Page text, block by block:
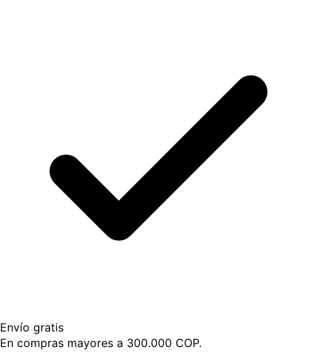
Envío gratis
En compras mayores a 300.000 COP.